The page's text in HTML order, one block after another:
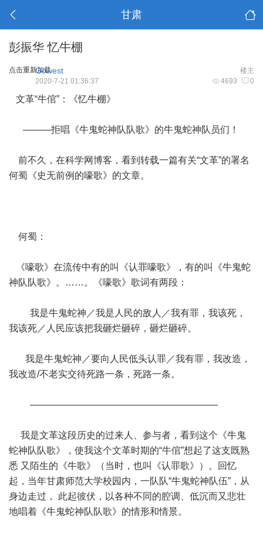
甘肃
彭振华 忆牛棚
点击重新加载 楼主
Gowest
4693 0
2020-7-21 01:36:37
文革“牛倌”：《忆牛棚》
———拒唱《牛鬼蛇神队队歌》的牛鬼蛇神队员们！
前不久，在科学网博客，看到转载一篇有关“文革”的署名
何蜀《史无前例的嚎歌》的文章。
何蜀：
《嚎歌》在流传中有的叫《认罪嚎歌》，有的叫《牛鬼蛇
神队队歌》。……。《嚎歌》歌词有两段：
我是牛鬼蛇神／我是人民的敌人／我有罪，我该死，
我该死／人民应该把我砸烂砸碎，砸烂砸碎。
我是牛鬼蛇神／要向人民低头认罪／我有罪，我改造，
我改造/不老实交待死路一条，死路一条。
————————————————————
我是文革这段历史的过来人、参与者，看到这个《牛鬼
蛇神队队歌》，使我这个文革时期的“牛倌”想起了这支既熟
悉 又陌生的《牛歌》（当时，也叫《认罪歌》）。回忆
起，当年甘肃师范大学校园内，一队队“牛鬼蛇神队伍”，从
身边走过， 此起彼伏，以各种不同的腔调、低沉而又悲壮
地唱着《牛鬼蛇神队队歌》的情形和情景。